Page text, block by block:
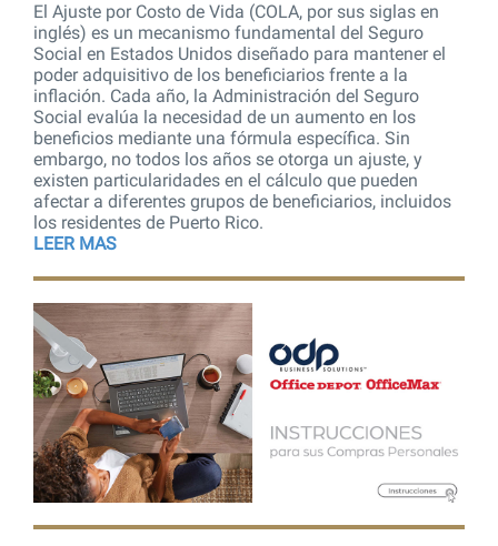
El Ajuste por Costo de Vida (COLA, por sus siglas en
inglés) es un mecanismo fundamental del Seguro
Social en Estados Unidos diseñado para mantener el
poder adquisitivo de los beneficiarios frente a la
inflación. Cada año, la Administración del Seguro
Social evalúa la necesidad de un aumento en los
beneficios mediante una fórmula específica. Sin
embargo, no todos los años se otorga un ajuste, y
existen particularidades en el cálculo que pueden
afectar a diferentes grupos de beneficiarios, incluidos
los residentes de Puerto Rico.
LEER MAS